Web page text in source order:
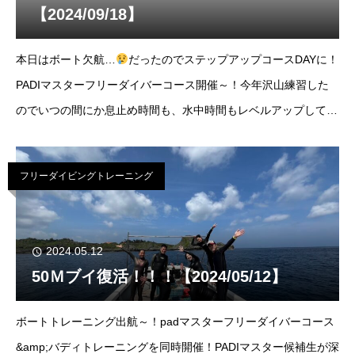
【2024/09/18】
本日はボート欠航…
だったのでステップアップコースDAYに！
PADIマスターフリーダイバーコース開催～！今年沢山練習した
のでいつの間にか息止め時間も、水中時間もレベルアップしてい
イセンスコースはリクエストにて開
フリーダイビングトレーニング
2024.05.12
50Ｍブイ復活！！！【2024/05/12】
ボートトレーニング出航～！padマスターフリーダイバーコース
&amp;バディトレーニングを同時開催！PADIマスター候補生が深